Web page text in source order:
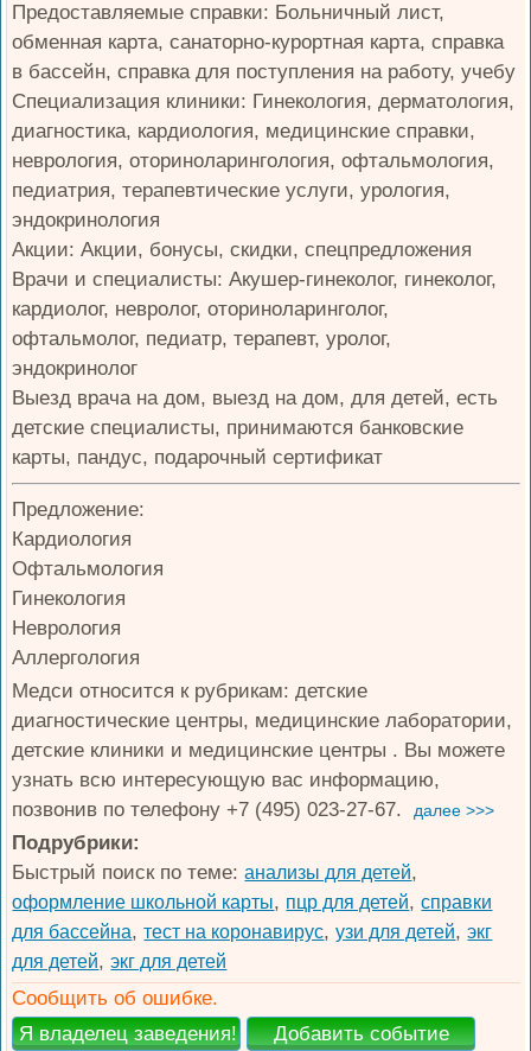
Предоставляемые справки: Больничный лист,
обменная карта, санаторно-курортная карта, справка
в бассейн, справка для поступления на работу, учебу
Специализация клиники: Гинекология, дерматология,
диагностика, кардиология, медицинские справки,
неврология, оториноларингология, офтальмология,
педиатрия, терапевтические услуги, урология,
эндокринология
Акции: Акции, бонусы, скидки, спецпредложения
Врачи и специалисты: Акушер-гинеколог, гинеколог,
кардиолог, невролог, оториноларинголог,
офтальмолог, педиатр, терапевт, уролог,
эндокринолог
Выезд врача на дом, выезд на дом, для детей, есть
детские специалисты, принимаются банковские
карты, пандус, подарочный сертификат
Предложение:
Кардиология
Офтальмология
Гинекология
Неврология
Аллергология
Медси относится к рубрикам: детские
диагностические центры, медицинские лаборатории,
детские клиники и медицинские центры . Вы можете
узнать всю интересующую вас информацию,
позвонив по телефону +7 (495) 023-27-67.
далее >>>
Подрубрики:
Быстрый поиск по теме:анализы для детей,
оформление школьной карты, пцр для детей,справки
для бассейна,тест на коронавирус,узи для детей,экг
для детей,экг для детей
Сообщить об ошибке.